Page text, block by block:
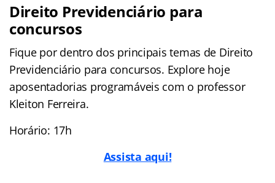
Direito Previdenciário para
concursos
Fique por dentro dos principais temas de Direito
Previdenciário para concursos. Explore hoje
aposentadorias programáveis com o professor
Kleiton Ferreira.
Horário: 17h
Assista aqui!